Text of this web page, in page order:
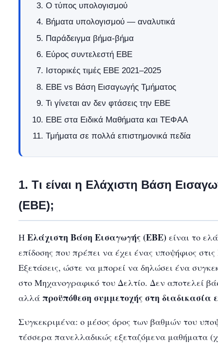
Ο τύπος υπολογισμού
Βήματα υπολογισμού — αναλυτικά
Παράδειγμα βήμα-βήμα
Εύρος συντελεστή ΕΒΕ
Ιστορικές τιμές ΕΒΕ 2021–2025
ΕΒΕ vs Βάση Εισαγωγής Τμήματος
Τι γίνεται αν δεν φτάσεις την ΕΒΕ
ΕΒΕ στα Ειδικά Μαθήματα και ΤΕΦΑΑ
Τμήματα σε πολλά επιστημονικά πεδία
1. Τι είναι η Ελάχιστη Βάση
(ΕΒΕ);
Η Ελάχιστη Βάση Εισαγωγής (ΕΒΕ) είναι το
επίδοσης που πρέπει να έχει ένας υποψήφιος
Εξετάσεις, ώστε να μπορεί να δηλώσει ένα
στο Μηχανογραφικό του Δελτίο. Δεν αποτελεί
αλλά προϋπόθεση συμμετοχής στη διαδικασία
Συγκεκριμένα: ο μέσος όρος των βαθμών του
τέσσερα πανελλαδικώς εξεταζόμενα μαθήματα